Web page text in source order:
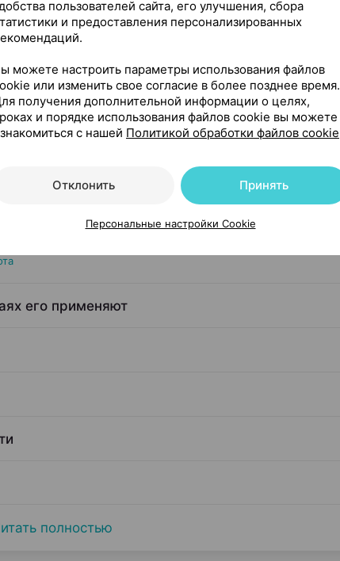
Показать еще
×10, Бристол-Майерс Сквибб Сша
его применяют
полностью
пользователей сайта, его улучшения, сбора
и предоставления персонализированных
можете настроить параметры использования файлов
или изменить свое согласие в более позднее время.
получения дополнительной информации о целях,
и порядке использования файлов cookie вы можете
с нашей Политикой обработки файлов cookie
Отклонить Принять
Персональные настройки Cookie